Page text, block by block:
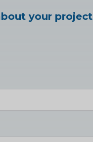
your project